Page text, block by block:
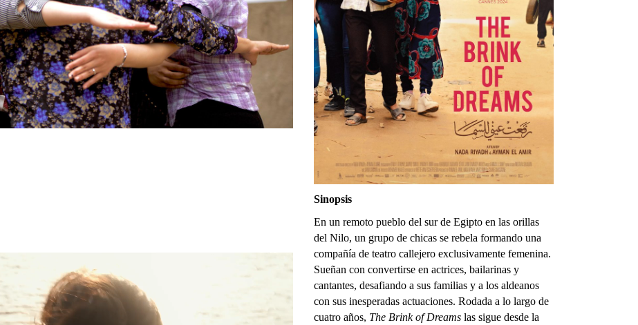
Sinopsis
En un remoto pueblo del sur de Egipto en las orillas
del Nilo, un grupo de chicas se rebela formando una
compañía de teatro callejero exclusivamente femenina.
Sueñan con convertirse en actrices, bailarinas y
cantantes, desafiando a sus familias y a los aldeanos
con sus inesperadas actuaciones. Rodada a lo largo de
cuatro años, The Brink of Dreams las sigue desde la